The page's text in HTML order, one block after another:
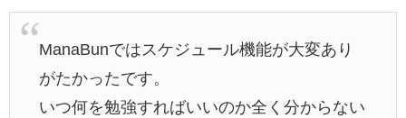
ManaBunではスケジュール機能が大変あり
がたかったです。
いつ何を勉強すればいいのか全く分からない